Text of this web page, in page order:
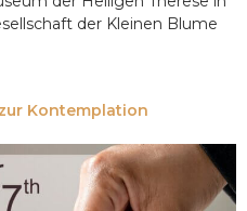
der Kleinen Blume
Kontemplation